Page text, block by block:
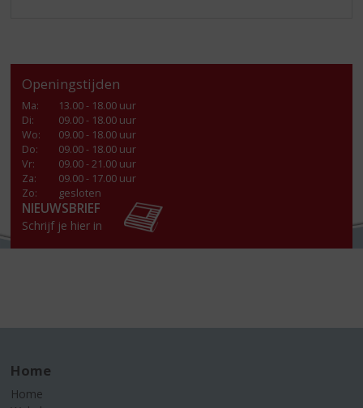
Openingstijden
Ma:
13.00 - 18.00 uur
Di:
09.00 - 18.00 uur
Wo:
09.00 - 18.00 uur
Do:
09.00 - 18.00 uur
Vr:
09.00 - 21.00 uur
Za:
09.00 - 17.00 uur
Zo:
gesloten
NIEUWSBRIEF
Schrijf je hier in
Home
Home